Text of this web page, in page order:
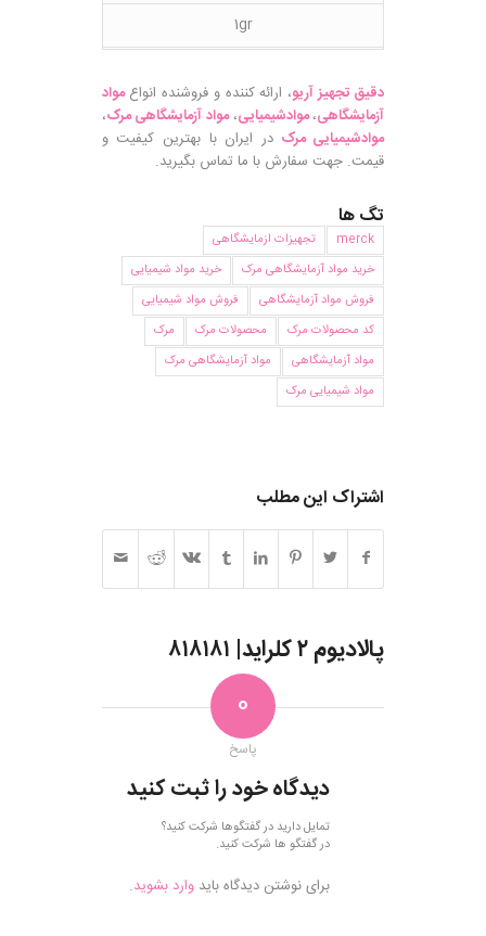
1gr
دقیق تجهیز آریو، ارائه کننده و فروشنده انواعمواد
آزمایشگاهی،موادشیمیایی،مواد آزمایشگاهی مرک،
موادشیمیایی مرک در ایران با بهترین کیفیت و
قیمت. جهت سفارش با ما تماس بگیرید.
تگ ها
merck
تجهیزات ازمایشگاهی
خرید مواد آزمایشگاهی مرک
خرید مواد شیمیایی
فروش مواد آزمایشگاهی
فروش مواد شیمیایی
کد محصولات مرک
محصولات مرک
مرک
مواد آزمایشگاهی
مواد آزمایشگاهی مرک
مواد شیمیایی مرک
اشتراک این مطلب
پالادیوم ۲ کلراید| ۸۱۸۱۸۱
0
پاسخ
دیدگاه خود را ثبت کنید
تمایل دارید در گفتگوها شرکت کنید؟
در گفتگو ها شرکت کنید.
برای نوشتن دیدگاه باید وارد بشوید.